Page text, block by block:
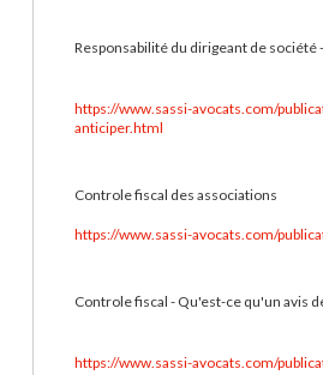
Responsabilité du dirigeant de société
https://www.sassi-avocats.com/
anticiper.html
Controle fiscal des associations
https://www.sassi-avocats.com/
Controle fiscal - Qu'est-ce qu'un avis
https://www.sassi-avocats.com/